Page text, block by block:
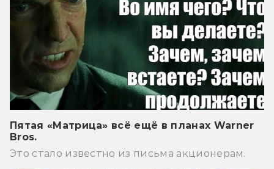
Пятая «Матрица» всё ещё в планах Warner
Bros.
Это стало известно из письма акционерам.